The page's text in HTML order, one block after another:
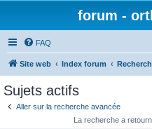
forum -
FAQ
Site web Index forum
Sujets actifs
Aller sur la recherche avancée
La recherche a